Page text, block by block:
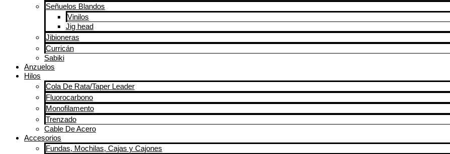
Señuelos Blandos
Vinilos
Jig head
Jibioneras
Curricán
Sabiki
Anzuelos
Hilos
Cola De Rata/Taper Leader
Fluorocarbono
Monofilamento
Trenzado
Cable De Acero
Accesorios
Fundas, Mochilas, Cajas y Cajones